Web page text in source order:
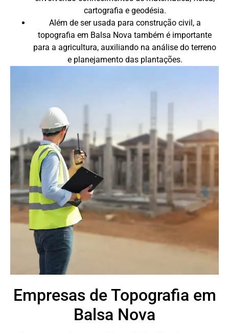
cartografia e geodésia.
Além de ser usada para construção civil, a
topografia em Balsa Nova também é importante
para a agricultura, auxiliando na análise do terreno
e planejamento das plantações.
Empresas de Topografia em
Balsa Nova